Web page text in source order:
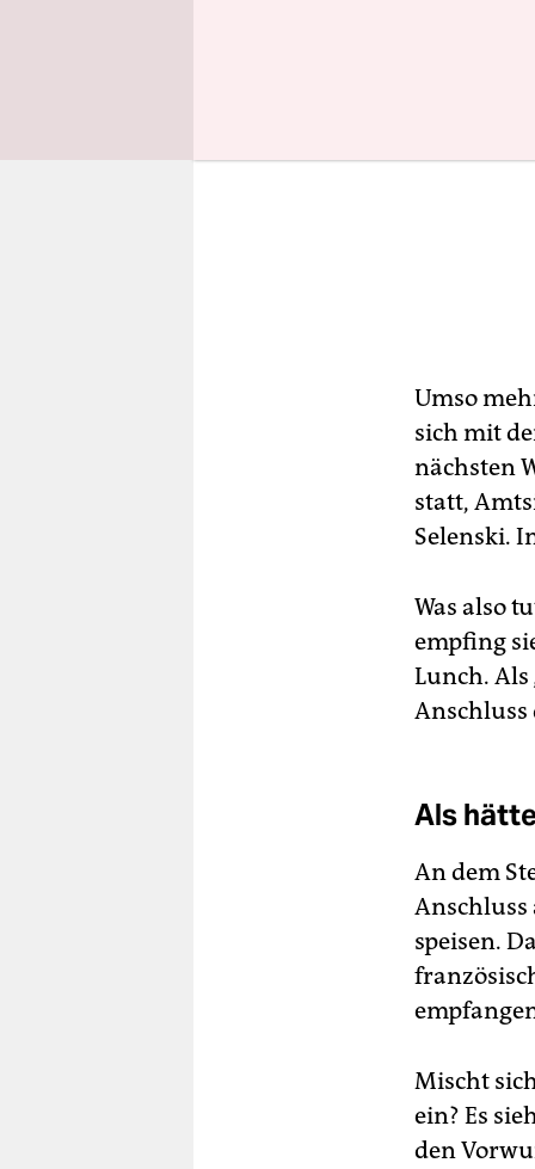
Umso
sich mit
nächsten
statt,
Selenski.
Was also
empfing
Lunch.
Anschluss
Als
An dem
Anschluss
speisen.
Mischt
ein? Es
den